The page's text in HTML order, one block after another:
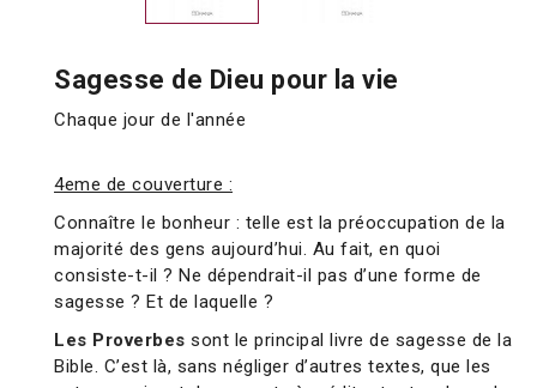
Sagesse de Dieu pour la vie
Chaque jour de l'année
4eme de couverture :
Connaître le bonheur : telle est la préoccupation de la
majorité des gens aujourd’hui. Au fait, en quoi
consiste-t-il ? Ne dépendrait-il pas d’une forme de
sagesse ? Et de laquelle ?
Les Proverbes sont le principal livre de sagesse de la
Bible. C’est là, sans négliger d’autres textes, que les